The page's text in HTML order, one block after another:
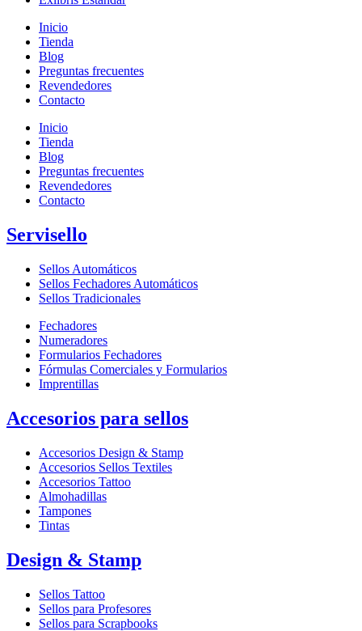
Inicio
Tienda
Blog
Preguntas frecuentes
Revendedores
Contacto
Inicio
Tienda
Blog
Preguntas frecuentes
Revendedores
Contacto
Servisello
Sellos Automáticos
Sellos Fechadores Automáticos
Sellos Tradicionales
Fechadores
Numeradores
Formularios Fechadores
Fórmulas Comerciales y Formularios
Imprentillas
Accesorios para sellos
Accesorios Design & Stamp
Accesorios Sellos Textiles
Accesorios Tattoo
Almohadillas
Tampones
Tintas
Design & Stamp
Sellos Tattoo
Sellos para Profesores
Sellos para Scrapbooks